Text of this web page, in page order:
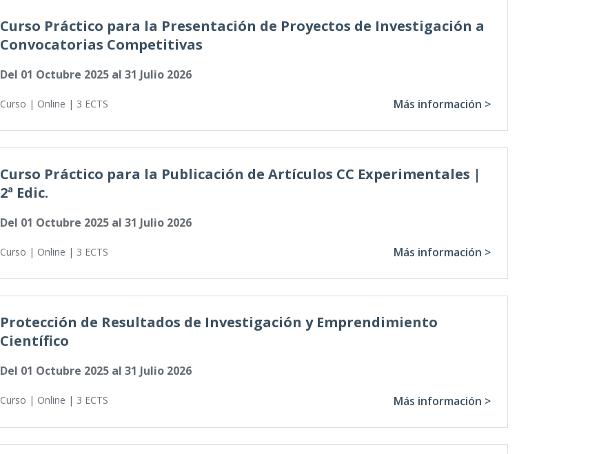
Curso Práctico para la Presentación de Proyectos de Investigación a
Convocatorias Competitivas
Del 01 Octubre 2025 al 31 Julio 2026
Curso | Online | 3 ECTS Más información >
Curso Práctico para la Publicación de Artículos CC Experimentales |
2ª Edic.
Del 01 Octubre 2025 al 31 Julio 2026
Curso | Online | 3 ECTS Más información >
Protección de Resultados de Investigación y Emprendimiento
Científico
Del 01 Octubre 2025 al 31 Julio 2026
Curso | Online | 3 ECTS Más información >